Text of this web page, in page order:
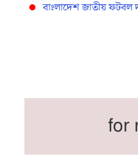
বাংলাদেশ জাতীয়
সরিয়ে নিয়েছে ইরান
বর্ষসেরা ক্রীড়াবিদ ও
for